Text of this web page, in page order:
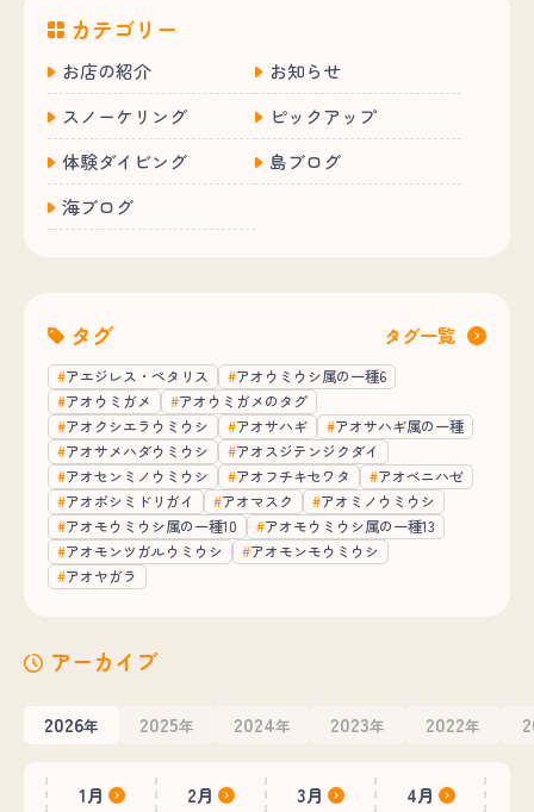
カテゴリー
お店の紹介
お知らせ
スノーケリング
ピックアップ
体験ダイビング
島ブログ
海ブログ
タグ タグ一覧
アエジレス・ペタリス
アオウミウシ属の一種6
アオウミガメ
アオウミガメのタグ
アオクシエラウミウシ
アオサハギ
アオサハギ属の一種
アオサメハダウミウシ
アオスジテンジクダイ
アオセンミノウミウシ
アオフチキセワタ
アオベニハゼ
アオボシミドリガイ
アオマスク
アオミノウミウシ
アオモウミウシ属の一種10
アオモウミウシ属の一種13
アオモンツガルウミウシ
アオモンモウミウシ
アオヤガラ
アーカイブ
2026年 2025年 2024年 2023年 2022年
1月 2月 3月
4月